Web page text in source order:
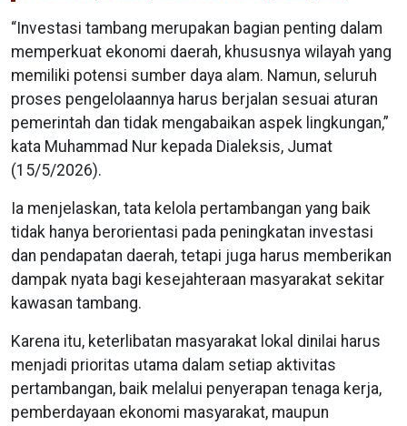
“Investasi tambang merupakan bagian penting dalam
memperkuat ekonomi daerah, khususnya wilayah yang
memiliki potensi sumber daya alam. Namun, seluruh
proses pengelolaannya harus berjalan sesuai aturan
pemerintah dan tidak mengabaikan aspek lingkungan,”
kata Muhammad Nur kepada Dialeksis, Jumat
(15/5/2026).
Ia menjelaskan, tata kelola pertambangan yang baik
tidak hanya berorientasi pada peningkatan investasi
dan pendapatan daerah, tetapi juga harus memberikan
dampak nyata bagi kesejahteraan masyarakat sekitar
kawasan tambang.
Karena itu, keterlibatan masyarakat lokal dinilai harus
menjadi prioritas utama dalam setiap aktivitas
pertambangan, baik melalui penyerapan tenaga kerja,
pemberdayaan ekonomi masyarakat, maupun